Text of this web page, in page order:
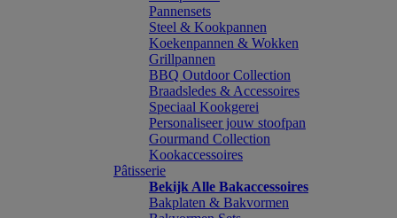
Pannensets
Steel & Kookpannen
Koekenpannen & Wokken
Grillpannen
BBQ Outdoor Collection
Braadsledes & Accessoires
Speciaal Kookgerei
Personaliseer jouw stoofpan
Gourmand Collection
Kookaccessoires
Pâtisserie
Bekijk Alle Bakaccessoires
Bakplaten & Bakvormen